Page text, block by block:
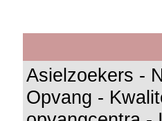
Asielzoekers -
Opvang -